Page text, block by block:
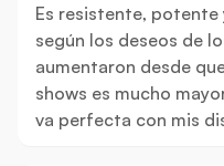
Es resistente,
según los deseos de
aumentaron desde
shows es mucho
va perfecta con mis